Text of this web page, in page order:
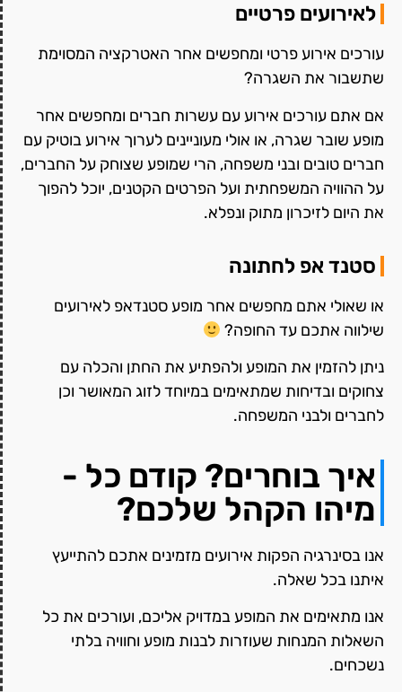
לאירועים פרטיים
עורכים אירוע פרטי ומחפשים אחר האטרקציה המסוימת
שתשבור את השגרה?
אם אתם עורכים אירוע עם עשרות חברים ומחפשים אחר
מופע שובר שגרה, או אולי מעוניינים לערוך אירוע בוטיק עם
חברים טובים ובני משפחה, הרי שמופע שצוחק על החברים,
על ההוויה המשפחתית ועל הפרטים הקטנים, יוכל להפוך
את היום לזיכרון מתוק ונפלא.
סטנד אפ לחתונה
או שאולי אתם מחפשים אחר מופע סטנדאפ לאירועים
שילווה אתכם עד החופה?
ניתן להזמין את המופע ולהפתיע את החתן והכלה עם
צחוקים ובדיחות שמתאימים במיוחד לזוג המאושר וכן
לחברים ולבני המשפחה.
איך בוחרים? קודם כל -
מיהו הקהל שלכם?
אנו בסינרגיה הפקות אירועים מזמינים אתכם להתייעץ
איתנו בכל שאלה.
אנו מתאימים את המופע במדויק אליכם, ועורכים את כל
השאלות המנחות שעוזרות לבנות מופע וחוויה בלתי
נשכחים.